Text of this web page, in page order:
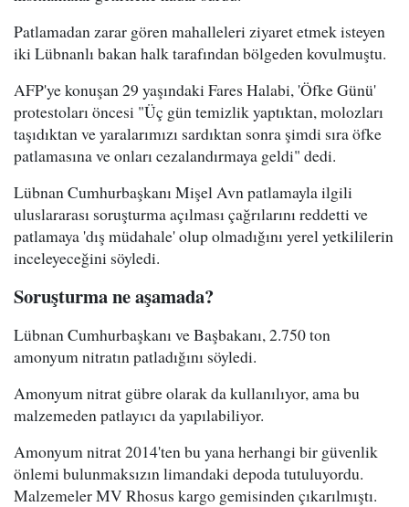
Patlamadan zarar gören mahalleleri ziyaret etmek isteyen
iki Lübnanlı bakan halk tarafından bölgeden kovulmuştu.
AFP'ye konuşan 29 yaşındaki Fares Halabi, 'Öfke Günü'
protestoları öncesi "Üç gün temizlik yaptıktan, molozları
taşıdıktan ve yaralarımızı sardıktan sonra şimdi sıra öfke
patlamasına ve onları cezalandırmaya geldi" dedi.
Lübnan Cumhurbaşkanı Mişel Avn patlamayla ilgili
uluslararası soruşturma açılması çağrılarını reddetti ve
patlamaya 'dış müdahale' olup olmadığını yerel yetkililerin
inceleyeceğini söyledi.
Soruşturma ne aşamada?
Lübnan Cumhurbaşkanı ve Başbakanı, 2.750 ton
amonyum nitratın patladığını söyledi.
Amonyum nitrat gübre olarak da kullanılıyor, ama bu
malzemeden patlayıcı da yapılabiliyor.
Amonyum nitrat 2014'ten bu yana herhangi bir güvenlik
önlemi bulunmaksızın limandaki depoda tutuluyordu.
Malzemeler MV Rhosus kargo gemisinden çıkarılmıştı.